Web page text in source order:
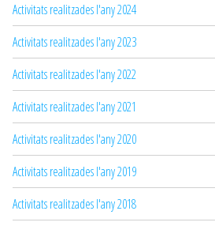
Activitats realitzades l'any 2024
Activitats realitzades l'any 2023
Activitats realitzades l'any 2022
Activitats realitzades l'any 2021
Activitats realitzades l'any 2020
Activitats realitzades l'any 2019
Activitats realitzades l'any 2018